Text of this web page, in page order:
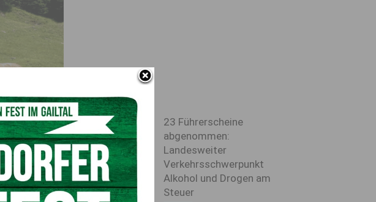
23 Führerscheine
abgenommen:
Landesweiter
Verkehrsschwerpunkt
Alkohol und Drogen am
Steuer